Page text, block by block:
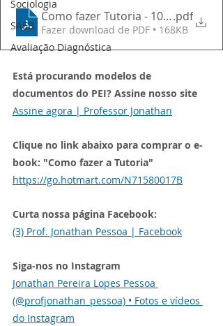
Sociologia
SAEB
Avaliação Diagnóstica
Como fazer Tutoria - 10 Roteiros
.pdf
Fazer download de PDF • 168KB
Está procurando modelos de
documentos do PEI? Assine nosso site
Assine agora | Professor Jonathan
Clique no link abaixo para comprar o e-
book: "Como fazer a Tutoria"
https://go.hotmart.com/N71580017B
Curta nossa página Facebook:
(3) Prof. Jonathan Pessoa | Facebook
Siga-nos no Instagram
Jonathan Pereira Lopes Pessoa
(@profjonathan_pessoa) • Fotos e vídeos
do Instagram